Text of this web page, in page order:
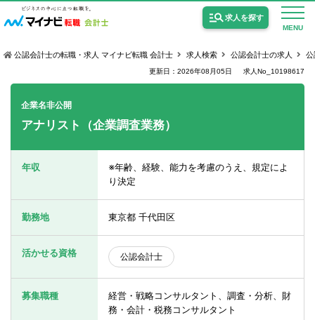
MENU
求人を探す
公認会計士の求人
監査法人の求人
USCPA（米国公認会計士）の求人
女性会計士の転職
個別転職相談会・セミナー
公認会計士の転職・求人 マイナビ転職 会計士 求人検索 公認会計士の求人 公
更新日：2026年08月05日 求人No_10198617
企業名非公開
アナリスト（企業調査業務）
年収
※年齢、経験、能力を考慮のうえ、規定によ
り決定
勤務地 東京都 千代田区
活かせる資格 公認会計士
募集職種
経営・戦略コンサルタント、調査・分析、財
務・会計・税務コンサルタント